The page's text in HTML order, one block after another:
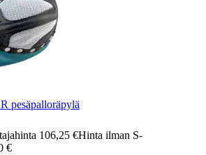
pesäpalloräpylä
106,25 €Hinta ilman S-
€